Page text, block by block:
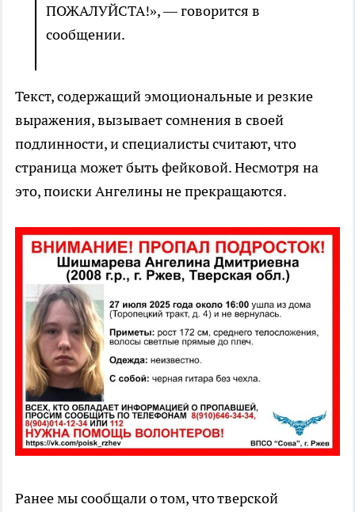
ПОЖАЛУЙСТА!», — говорится в
сообщении.
Текст, содержащий эмоциональные и резкие
выражения, вызывает сомнения в своей
подлинности, и специалисты считают, что
страница может быть фейковой. Несмотря на
это, поиски Ангелины не прекращаются.
Ранее мы сообщали о том, что тверской